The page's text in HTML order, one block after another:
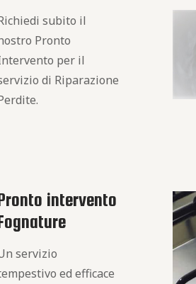
subito il
Pronto
per il
di Riparazione
intervento
servizio
ed efficace